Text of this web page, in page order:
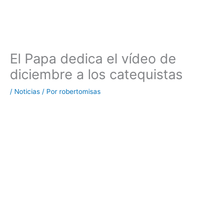
El Papa dedica el vídeo de
diciembre a los catequistas
/ Noticias / Por robertomisas